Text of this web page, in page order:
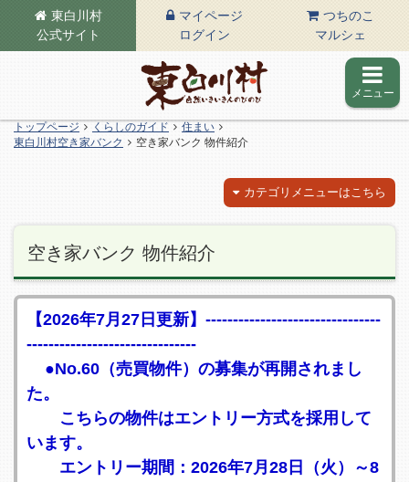
東白川村
公式サイト
マイページ
ログイン
つちのこ
マルシェ
東白川村の公式サイト
メニュー
トップページ くらしのガイド
住まい
東白川村空き家バンク
空き家バンク 物件紹介
カテゴリメニューはこちら
空き家バンク 物件紹介
【2026年7月27日更新】--------------------------------
-------------------------------
●No.60（売買物件）の募集が再開されまし
た。
こちらの物件はエントリー方式を採用して
います。
エントリー期間：2026年7月28日（火）～8